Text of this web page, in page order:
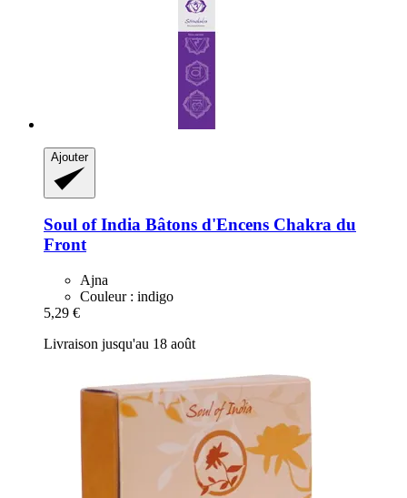
Ajouter
Soul of India Bâtons d'Encens Chakra du
Front
Ajna
Couleur : indigo
5,29 €
Livraison jusqu'au 18 août